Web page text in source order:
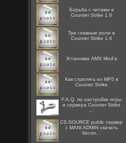
Борьба с читами в
Counter Strike 1.6
Три главные роли в
Counter Strike 1.6
Установка AMX Mod'a
Как стрелять из MP5 в
Counter Strike
F.A.Q. по настройке игры
и сервера Counter Strike
CS:SOURCE public сервер
с MANI ADMIN скачать
беспл...